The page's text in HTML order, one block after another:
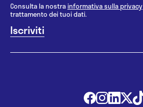
Consulta la nostrainformativa sulla privacy
trattamento dei tuoi dati.